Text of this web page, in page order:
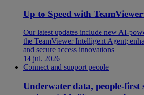
Up to Speed with
Our latest updates include new AI-
the TeamViewer Intelligent Agent;
and secure access innovations.
14 jul. 2026
Connect and support people
Underwater data, people-first